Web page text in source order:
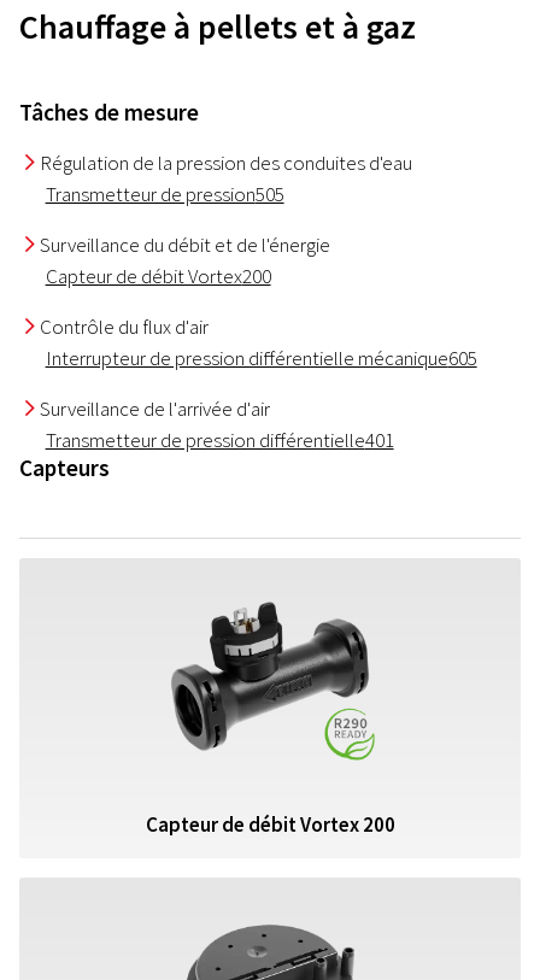
Chauffage à pellets et à gaz
Tâches de mesure
I Régulation de la pression des conduites d'eau
Transmetteur de pression505
I Surveillance du débit et de l'énergie
Capteur de débit Vortex200
I Contrôle du flux d'air
Interrupteur de pression différentielle mécanique605
I Surveillance de l'arrivée d'air
Transmetteur de pression différentielle401
Capteurs
Capteur de débit Vortex 200